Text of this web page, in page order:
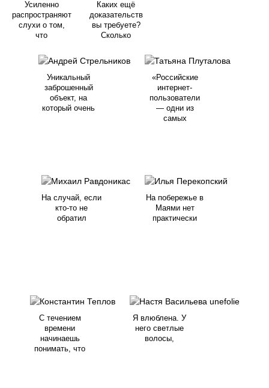
Усиленно
распространяют
слухи о том,
что
Каких ещё
доказательств
вы требуете?
Сколько
Уникальный
заброшенный
объект, на
который очень
«Российские
интернет-
пользователи
— одни из
самых
На случай, если
кто-то не
обратил
На побережье в
Маями нет
практически
С течением
времени
начинаешь
понимать, что
Я влюблена. У
него светлые
волосы,